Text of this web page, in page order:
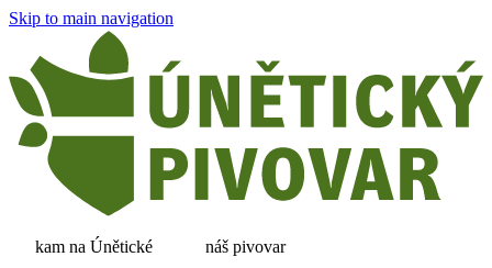
Skip to main navigation
kam na Únětické náš pivovar